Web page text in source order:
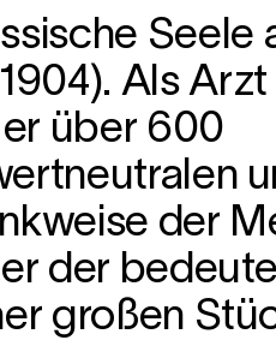
Seele
Als
über 600
der
der
großen